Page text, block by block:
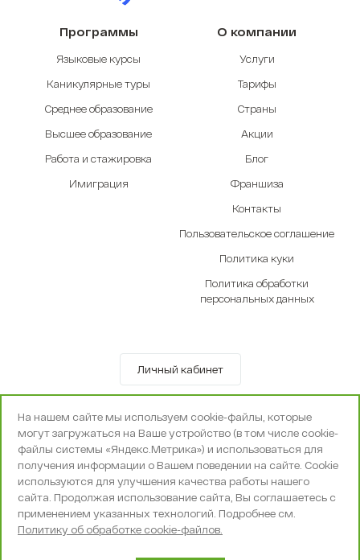
Программы
Языковые курсы
Каникулярные туры
Среднее образование
Высшее образование
Работа и стажировка
Имиграция
О компании
Услуги
Тарифы
Страны
Акции
Блог
Франшиза
Контакты
Пользовательское соглашение
Политика куки
Политика обработки
персональных данных
Личный кабинет
© OOO «Экселенте» 2010-2026 г.
Политика конфиденциальности
Поддержка и сопровождение -Вебпространство
На нашем сайте мы используем cookie-файлы, которые
могут загружаться на Ваше устройство (в том числе cookie-
файлы системы «Яндекс.Метрика») и использоваться для
получения информации о Вашем поведении на сайте. Cookie
используются для улучшения качества работы нашего
сайта. Продолжая использование сайта, Вы соглашаетесь с
применением указанных технологий. Подробнее см.
Политику об обработке cookie-файлов.